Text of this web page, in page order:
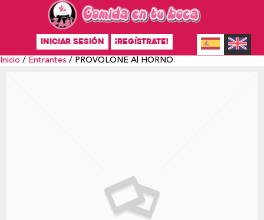
INICIAR SESIÓN ¡REGÍSTRATE!
Inicio / Entrantes / PROVOLONE Al HORNO